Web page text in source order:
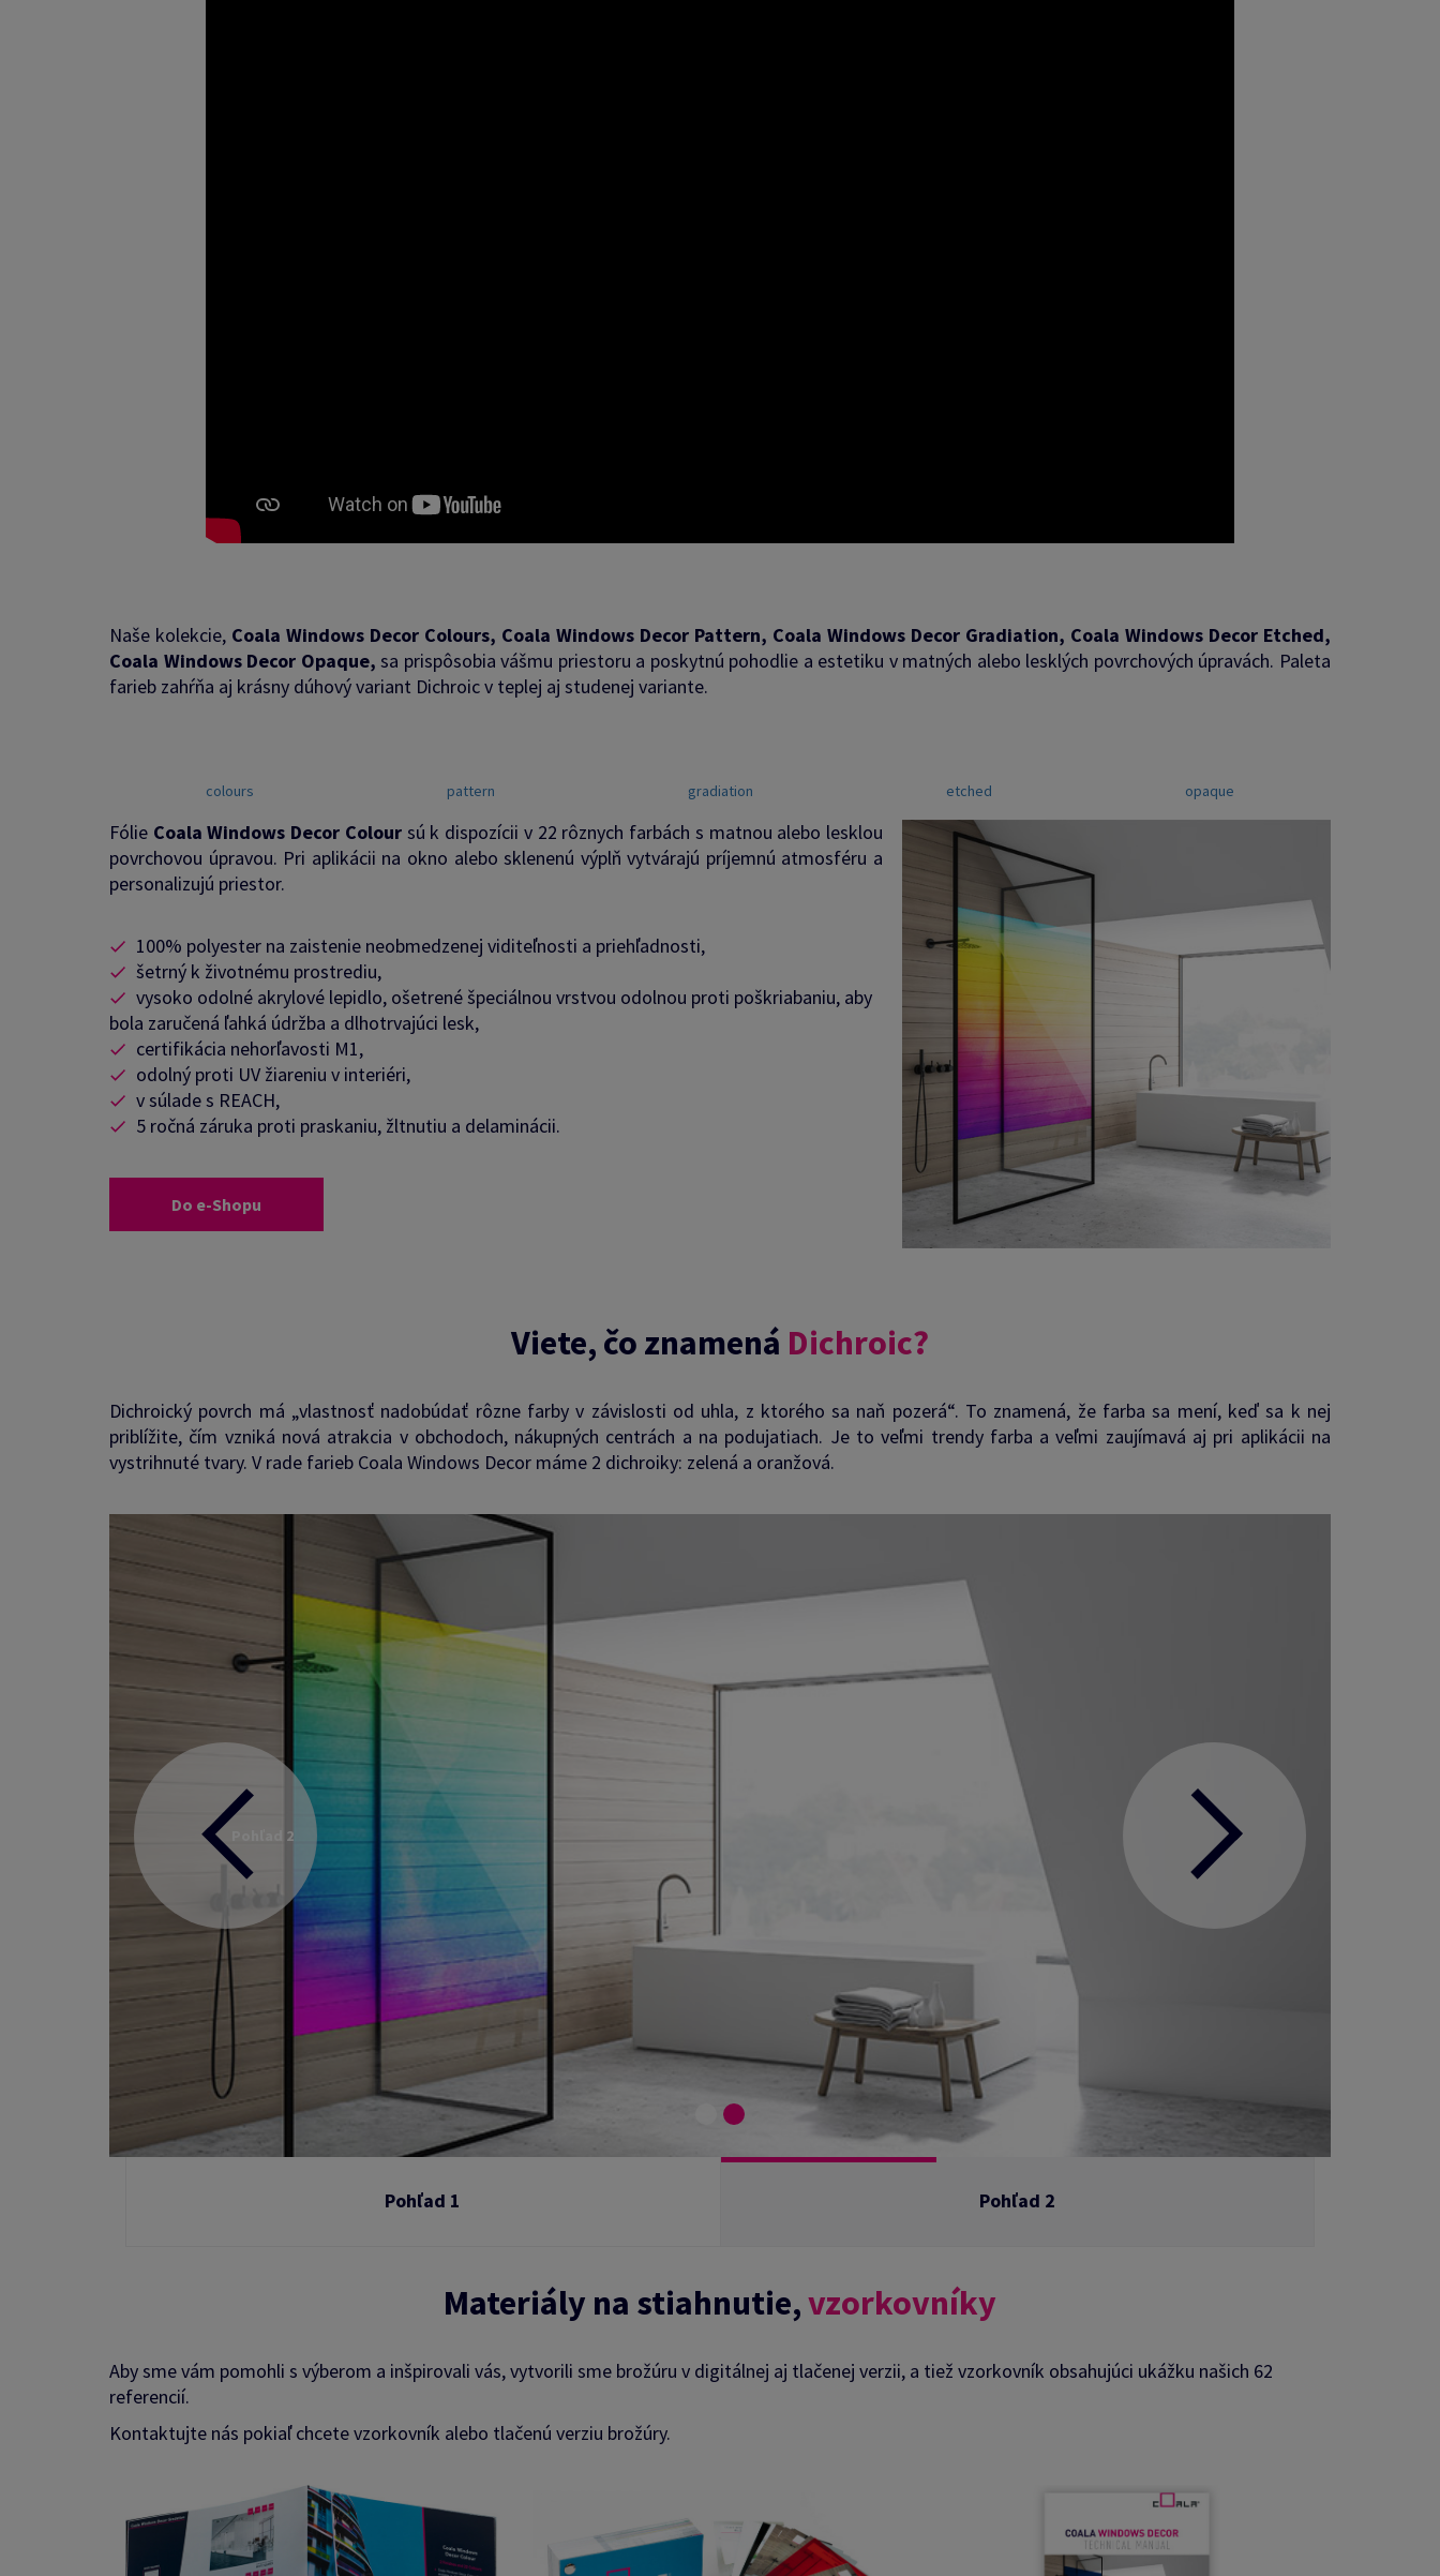
Naše kolekcie, Coala Windows Decor Colours, Coala Windows Decor Pattern, Coala Windows Decor Gradiation, Coala Windows Decor Etched,
Coala Windows Decor Opaque, sa prispôsobia vášmu priestoru a poskytnú pohodlie a estetiku v matných alebo lesklých povrchových úpravách. Paleta
farieb zahŕňa aj krásny dúhový variant Dichroic v teplej aj studenej variante.
colours pattern gradiation etched opaque
Fólie Coala Windows Decor Coloursú k dispozícii v 22 rôznych farbách s matnou alebo lesklou
povrchovou úpravou. Pri aplikácii na okno alebo sklenenú výplň vytvárajú príjemnú atmosféru a
personalizujú priestor.
100% polyester na zaistenie neobmedzenej viditeľnosti a priehľadnosti,
šetrný k životnému prostrediu,
vysoko odolné akrylové lepidlo, ošetrené špeciálnou vrstvou odolnou proti poškriabaniu, aby
bola zaručená ľahká údržba a dlhotrvajúci lesk,
certifikácia nehorľavosti M1,
odolný proti UV žiareniu v interiéri,
v súlade s REACH,
5 ročná záruka proti praskaniu, žltnutiu a delaminácii.
Do e-Shopu
Viete, čo znamená Dichroic?
Dichroický povrch má „vlastnosť nadobúdať rôzne farby v závislosti od uhla, z ktorého sa naň pozerá“. To znamená, že farba sa mení, keď sa k nej
priblížite, čím vzniká nová atrakcia v obchodoch, nákupných centrách a na podujatiach. Je to veľmi trendy farba a veľmi zaujímavá aj pri aplikácii na
vystrihnuté tvary. V rade farieb Coala Windows Decor máme 2 dichroiky: zelená a oranžová.
Pohľad 2
Späť Ďalej
Pohľad 1 Pohľad 2
Materiály na stiahnutie,vzorkovníky
Aby sme vám pomohli s výberom a inšpirovali vás, vytvorili sme brožúru v digitálnej aj tlačenej verzii, a tiež vzorkovník obsahujúci ukážku našich 62
referencií.
Kontaktujte nás pokiaľ chcete vzorkovník alebo tlačenú verziu brožúry.